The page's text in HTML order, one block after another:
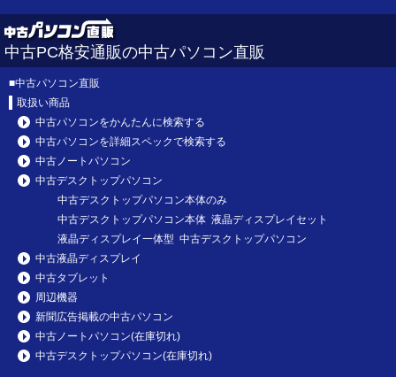
中古PC格安通販の中古パソコン直販
■中古パソコン直販
取扱い商品
中古パソコンをかんたんに検索する
中古パソコンを詳細スペックで検索する
中古ノートパソコン
中古デスクトップパソコン
中古デスクトップパソコン本体のみ
中古デスクトップパソコン本体 液晶ディスプレイセット
液晶ディスプレイ一体型 中古デスクトップパソコン
中古液晶ディスプレイ
中古タブレット
周辺機器
新聞広告掲載の中古パソコン
中古ノートパソコン(在庫切れ)
中古デスクトップパソコン(在庫切れ)